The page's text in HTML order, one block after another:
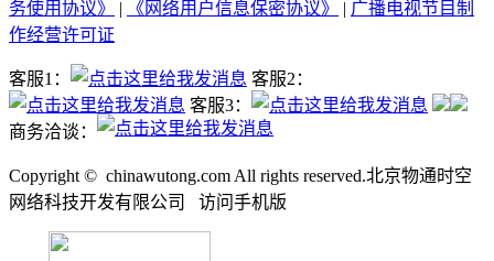
务使用协议》 《网络用户信息保密协议》
广播电视节目制
作经营许可证
客服1：
客服2：
客服3：
商务洽谈：
Copyright © chinawutong.com All rights reserved.北京物通时空
网络科技开发有限公司
访问 手机版